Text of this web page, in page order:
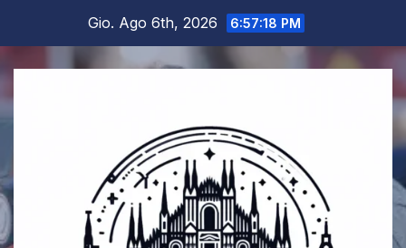
contenuto
Gio. Ago 6th, 2026 6:57:18 PM